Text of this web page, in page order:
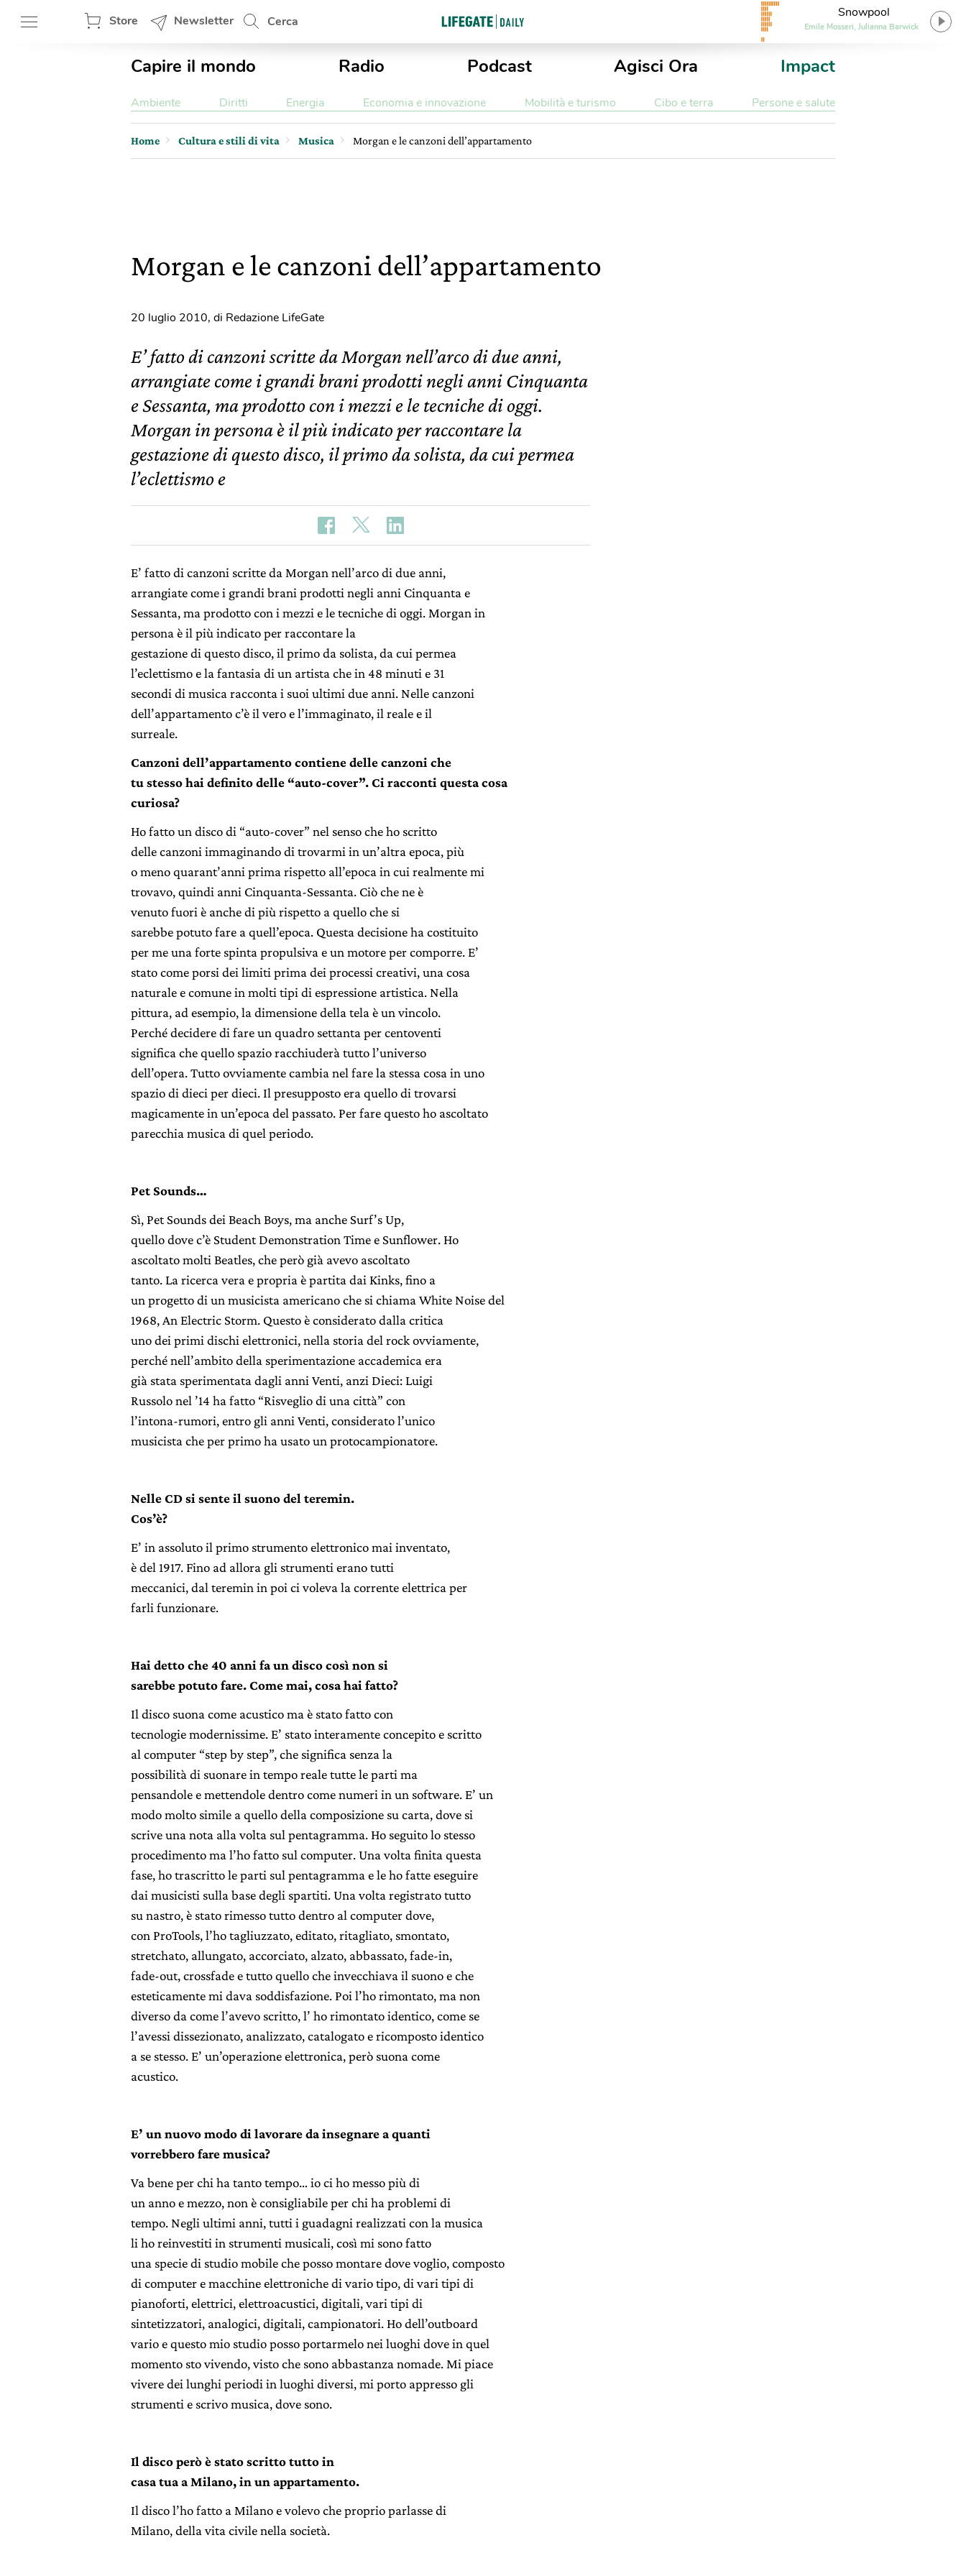
Store Newsletter Cerca
Snowpool
Emile Mosseri, Julianna Barwick
Capire il mondo Radio Podcast Agisci Ora Impact
Ambiente Diritti Energia Economia e innovazione Mobilità e turismo Cibo e terra Persone e salute
Home Cultura e stili di vita Musica Morgan e le canzoni dell’appartamento
Morgan e le canzoni dell’appartamento
20 luglio 2010, di Redazione LifeGate
E’ fatto di canzoni scritte da Morgan nell’arco di due anni,
arrangiate come i grandi brani prodotti negli anni Cinquanta
e Sessanta, ma prodotto con i mezzi e le tecniche di oggi.
Morgan in persona è il più indicato per raccontare la
gestazione di questo disco, il primo da solista, da cui permea
l’eclettismo e
E’ fatto di canzoni scritte da Morgan nell’arco di due anni,
arrangiate come i grandi brani prodotti negli anni Cinquanta e
Sessanta, ma prodotto con i mezzi e le tecniche di oggi. Morgan in
persona è il più indicato per raccontare la
gestazione di questo disco, il primo da solista, da cui permea
l’eclettismo e la fantasia di un artista che in 48 minuti e 31
secondi di musica racconta i suoi ultimi due anni. Nelle canzoni
dell’appartamento c’è il vero e l’immaginato, il reale e il
surreale.
Canzoni dell’appartamento contiene delle canzoni che
tu stesso hai definito delle “auto-cover”. Ci racconti questa cosa
curiosa?
Ho fatto un disco di “auto-cover” nel senso che ho scritto
delle canzoni immaginando di trovarmi in un’altra epoca, più
o meno quarant’anni prima rispetto all’epoca in cui realmente mi
trovavo, quindi anni Cinquanta-Sessanta. Ciò che ne è
venuto fuori è anche di più rispetto a quello che si
sarebbe potuto fare a quell’epoca. Questa decisione ha costituito
per me una forte spinta propulsiva e un motore per comporre. E’
stato come porsi dei limiti prima dei processi creativi, una cosa
naturale e comune in molti tipi di espressione artistica. Nella
pittura, ad esempio, la dimensione della tela è un vincolo.
Perché decidere di fare un quadro settanta per centoventi
significa che quello spazio racchiuderà tutto l’universo
dell’opera. Tutto ovviamente cambia nel fare la stessa cosa in uno
spazio di dieci per dieci. Il presupposto era quello di trovarsi
magicamente in un’epoca del passato. Per fare questo ho ascoltato
parecchia musica di quel periodo.
Pet Sounds…
Sì, Pet Sounds dei Beach Boys, ma anche Surf’s Up,
quello dove c’è Student Demonstration Time e Sunflower. Ho
ascoltato molti Beatles, che però già avevo ascoltato
tanto. La ricerca vera e propria è partita dai Kinks, fino a
un progetto di un musicista americano che si chiama White Noise del
1968, An Electric Storm. Questo è considerato dalla critica
uno dei primi dischi elettronici, nella storia del rock ovviamente,
perché nell’ambito della sperimentazione accademica era
già stata sperimentata dagli anni Venti, anzi Dieci: Luigi
Russolo nel ’14 ha fatto “Risveglio di una città” con
l’intona-rumori, entro gli anni Venti, considerato l’unico
musicista che per primo ha usato un protocampionatore.
Nelle CD si sente il suono del teremin.
Cos’è?
E’ in assoluto il primo strumento elettronico mai inventato,
è del 1917. Fino ad allora gli strumenti erano tutti
meccanici, dal teremin in poi ci voleva la corrente elettrica per
farli funzionare.
Hai detto che 40 anni fa un disco così non si
sarebbe potuto fare. Come mai, cosa hai fatto?
Il disco suona come acustico ma è stato fatto con
tecnologie modernissime. E’ stato interamente concepito e scritto
al computer “step by step”, che significa senza la
possibilità di suonare in tempo reale tutte le parti ma
pensandole e mettendole dentro come numeri in un software. E’ un
modo molto simile a quello della composizione su carta, dove si
scrive una nota alla volta sul pentagramma. Ho seguito lo stesso
procedimento ma l’ho fatto sul computer. Una volta finita questa
fase, ho trascritto le parti sul pentagramma e le ho fatte eseguire
dai musicisti sulla base degli spartiti. Una volta registrato tutto
su nastro, è stato rimesso tutto dentro al computer dove,
con ProTools, l’ho tagliuzzato, editato, ritagliato, smontato,
stretchato, allungato, accorciato, alzato, abbassato, fade-in,
fade-out, crossfade e tutto quello che invecchiava il suono e che
esteticamente mi dava soddisfazione. Poi l’ho rimontato, ma non
diverso da come l’avevo scritto, l’ ho rimontato identico, come se
l’avessi dissezionato, analizzato, catalogato e ricomposto identico
a se stesso. E’ un’operazione elettronica, però suona come
acustico.
E’ un nuovo modo di lavorare da insegnare a quanti
vorrebbero fare musica?
Va bene per chi ha tanto tempo… io ci ho messo più di
un anno e mezzo, non è consigliabile per chi ha problemi di
tempo. Negli ultimi anni, tutti i guadagni realizzati con la musica
li ho reinvestiti in strumenti musicali, così mi sono fatto
una specie di studio mobile che posso montare dove voglio, composto
di computer e macchine elettroniche di vario tipo, di vari tipi di
pianoforti, elettrici, elettroacustici, digitali, vari tipi di
sintetizzatori, analogici, digitali, campionatori. Ho dell’outboard
vario e questo mio studio posso portarmelo nei luoghi dove in quel
momento sto vivendo, visto che sono abbastanza nomade. Mi piace
vivere dei lunghi periodi in luoghi diversi, mi porto appresso gli
strumenti e scrivo musica, dove sono.
Il disco però è stato scritto tutto in
casa tua a Milano, in un appartamento.
Il disco l’ho fatto a Milano e volevo che proprio parlasse di
Milano, della vita civile nella società.